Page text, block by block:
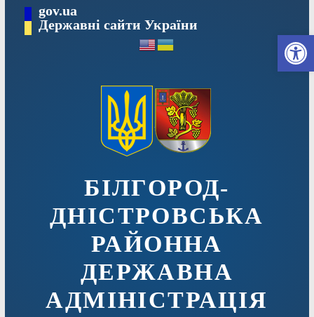
вмісту
gov.ua
Державні сайти України
БІЛГОРОД-
ДНІСТРОВСЬКА
РАЙОННА
ДЕРЖАВНА
АДМІНІСТРАЦІЯ